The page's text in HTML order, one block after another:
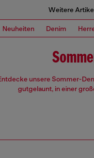
Weitere
Neuheiten Denim
unsere Sommer-
gutgelaunt, in einer